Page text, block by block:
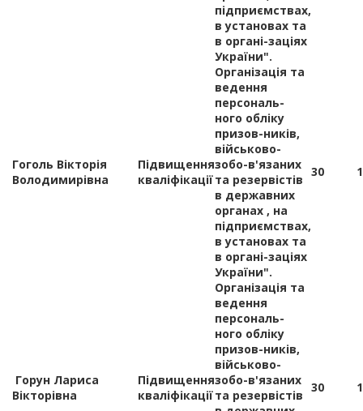
підприємствах,
в установах та
в органі-заціях
України".
Гоголь Вікторія
Володимирівна
Підвищення
кваліфікації
Організація та
ведення
персональ-
ного обліку
призов-ників,
військово-
зобо-в'язаних
та резервістів
в державних
органах , на
підприємствах,
в установах та
в органі-заціях
України".
30 1
Горун Лариса
Вікторівна
Підвищення
кваліфікації
Організація та
ведення
персональ-
ного обліку
призов-ників,
військово-
зобо-в'язаних
та резервістів
30 1